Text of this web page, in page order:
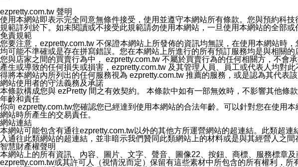
您同意本公司網站，透過您所提供的郵件地址與您取得聯絡並傳送或宣傳本網站
停止接收這些資料或電子郵件。
十五、訊息通知
本公司/本服務將以通知型訊息傳送重要訊息給您。即使未加入本公司/本服務好友
本公司/本服務傳送之通知型訊息以對您有效且重要的訊息為限，以廣告或其他
1.LINE 帳號設定的電話號碼與本公司/本服務所傳來的電話號碼比對相符。
2.該 LINE 帳號已在 LINE APP 設定中，同意接收通知型訊息。
3.LINE 帳號未封鎖傳送訊息之 LINE 官方帳號。
欲變更通知型訊息的設定，操作如下：
1.點選「主頁」＞「設定」
2.點選「隱私設定」
3.點選「提供使用資料」
4.點選「LINE通知型訊息」
5.開關「接收LINE通知型訊息」
❗️關閉「接收通知型訊息」後，將不會接收到來自任何企業官方帳號或認證官方帳
ezpretty.com.tw 聲明
使用本網站即表示完全同意無條件接受，使用並遵守本網站所有條款。您與預約科
規範詳列於下。如未閱讀或不接受此規範請勿使用本網站，一旦使用本網站的全部
免責規範
您要注意，ezpretty.com.tw 不保證本網站上所發佈的資訊均無誤，在使用本網站時
均可能不準確或是存在拼寫錯誤。您在本網站上所進行的所有預訂服務均是與相關
您與店家之間的買賣行為中， ezpretty.com.tw 不屬於買賣行為的任何相關方，不
產生或導致的任何損失或損害，ezpretty.com.tw 及其管理人員、員工或代表人均對
得將本網站內所列出的任何服務視為 ezpretty.com.tw 推薦的服務，或是認為其代表
網站使用者的守法義務及承諾
本條款構成您與 ezPretty 間之有效契約。 本條款中如有一部無效時，不影響其他條
年齡和責任
你向 ezpretty.com.tw您確認您已經達到使用本網站的合法年齡。可以針對您在使用
網站時所產生的交易責任。
網站連結
本網站可能包含有通往ezpretty.com.tw以外的其他方所運營網站的超連結。此類超
入通往此類網站的超連結，並非暗示我們贊同此類網站上的材料或是與其經營人之間
智慧財產權聲明
本網站上的所有資訊、內容、圖片、文字、聲音、圖像22、按鈕、商標、服務標章
ezpretty.com.tw或其許可人（視情況而定）保留有這些素材中所包含的所有權利，